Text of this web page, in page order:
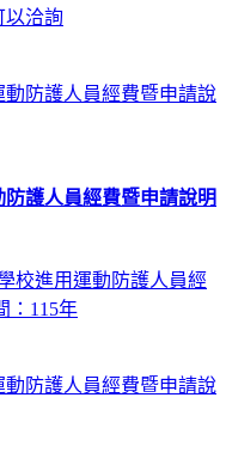
以洽詢
護人員經費暨申請說明
校進用運動防護人員經
：115年